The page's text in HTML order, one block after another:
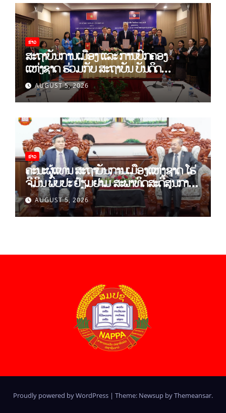
ຂ່າວ
ສະຖາບັນການເມືອງ ແລະ ການປົກຄອງ
ແຫ່ງຊາດ ຮ່ວມກັບ ສະຖາບັນ ບັນດິດ
ວິທະຍາສາດສັງຄົມ ຫວຽດນາມ ເຊັນບົດບັນທຶກ
ການຮ່ວມມືທາງດ້ານວິທະຍາສາດ (2026-
2030)
AUGUST 5, 2026
ຂ່າວ
ຄະນະຜູ້ແທນ ສະຖາບັນການເມືອງແຫ່ງຊາດ ໂຮ່
ຈີມິນ ພົບປະ ຢ້ຽມຢາມ ສະພາທິດສະດີສູນກາງ
ພັກAUGUST 5, 2026
Proudly powered by WordPress | Theme: Newsup byThemeansar.